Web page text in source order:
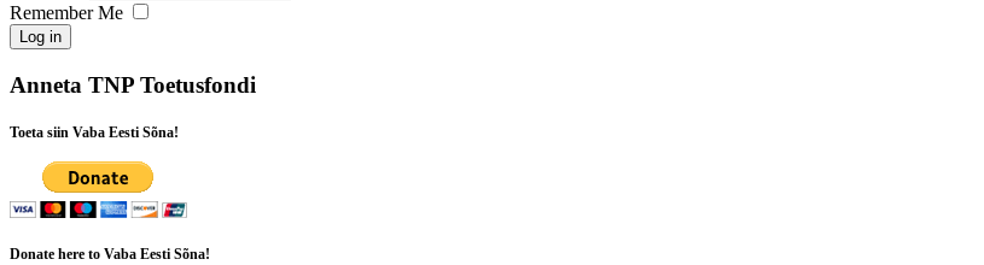
Remember Me
Log in
Anneta TNP Toetusfondi
Toeta siin Vaba Eesti Sõna!
Donate here to Vaba Eesti Sõna!